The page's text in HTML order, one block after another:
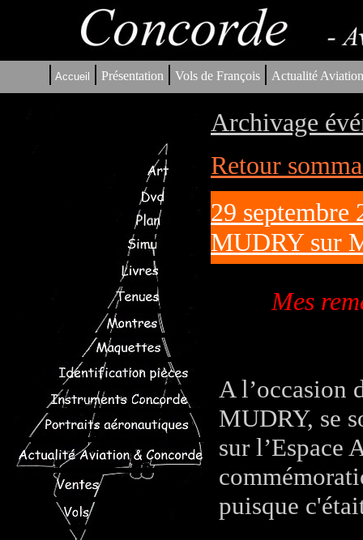
| Accueil | Présentation | Vols de François | Actualité
Archivage
Retour
29 septembre
MUDRY sur
Mes
A l’occasion
MUDRY, se
sur l’Espace
puisque